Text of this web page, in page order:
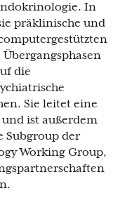
In
präklinische und
die
Sie leitet eine
ist außerdem
Subgroup der
Working Group,